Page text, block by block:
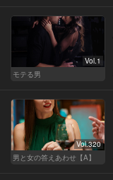
Vol.1
モテる男
Vol.320
男と女の答えあわせ【A】